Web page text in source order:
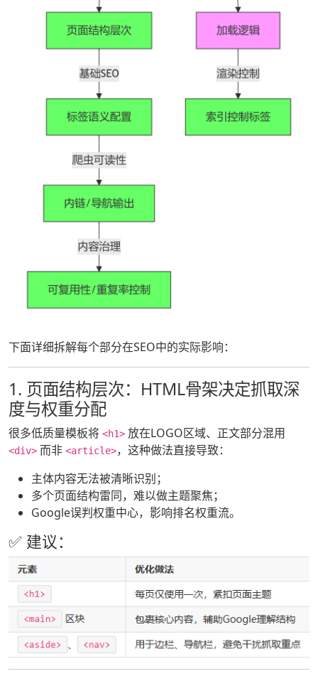
下面详细拆解每个部分在SEO中的实际影响：
1. 页面结构层次：HTML骨架决定抓取深
度与权重分配
很多低质量模板将 <h1> 放在LOGO区域、正文部分混用
<div> 而非 <article>，这种做法直接导致：
主体内容无法被清晰识别；
多个页面结构雷同，难以做主题聚焦；
Google误判权重中心，影响排名权重流。
✅ 建议：